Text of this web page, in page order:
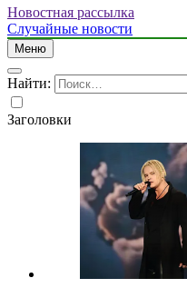
Новостная рассылка
Случайные новости
Меню
Найти:
Заголовки